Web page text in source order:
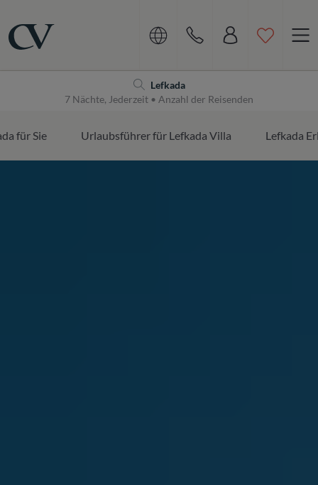
Lefkada
7 Nächte, Jederzeit • Anzahl der Reisenden
für Sie Urlaubsführer für Lefkada Villa Lefkada